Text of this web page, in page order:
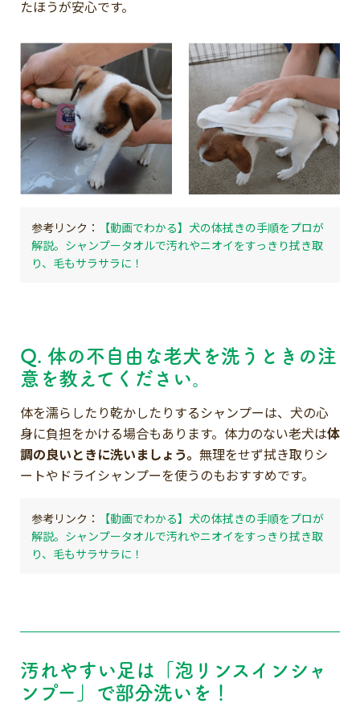
たほうが安心です。
【動画でわかる】犬の体拭きの手順をプロが
解説。シャンプータオルで汚れやニオイをすっきり拭き取
り、毛もサラサラに！
Q. 体の不自由な老犬を洗うときの注
意を教えてください。
体を濡らしたり乾かしたりするシャンプーは、犬の心
身に負担をかける場合もあります。体力のない老犬は体
調の良いときに洗いましょう。 無理をせず拭き取りシ
ートやドライシャンプーを使うのもおすすめです。
【動画でわかる】犬の体拭きの手順をプロが
解説。シャンプータオルで汚れやニオイをすっきり拭き取
り、毛もサラサラに！
汚れやすい足は「泡リンスインシャ
ンプー」で部分洗いを！